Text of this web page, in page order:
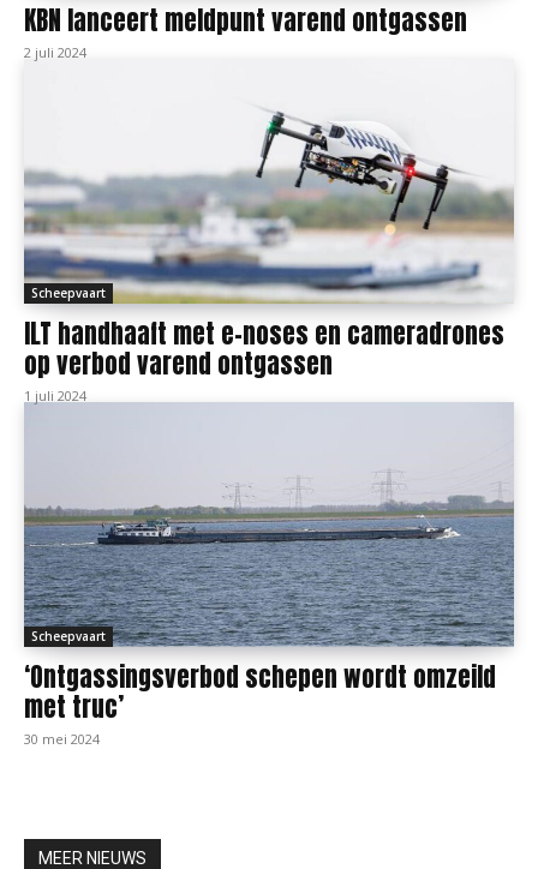
KBN lanceert meldpunt varend ontgassen
2 juli 2024
Scheepvaart
ILT handhaaft met e-noses en cameradrones
op verbod varend ontgassen
1 juli 2024
Scheepvaart
‘Ontgassingsverbod schepen wordt omzeild
met truc’
30 mei 2024
MEER NIEUWS